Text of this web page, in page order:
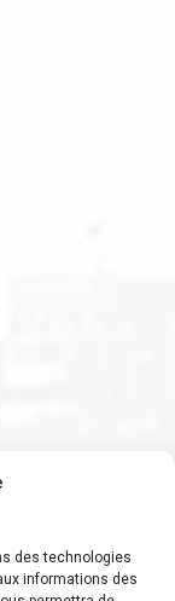
des technologies
informations des